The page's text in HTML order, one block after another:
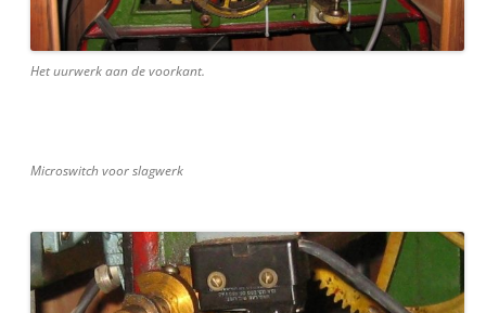
Het uurwerk aan de voorkant.
Microswitch voor slagwerk